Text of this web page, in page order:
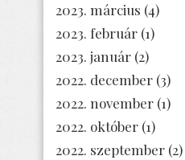
2023. március (4)
2023. február (1)
2023. január (2)
2022. december (3)
2022. november (1)
2022. október (1)
2022. szeptember (2)